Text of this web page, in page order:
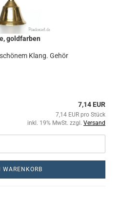
goldfarben
Klang. Gehör
7,14 EUR
7,14 EUR pro Stück
inkl. 19% MwSt. zzgl. Versand
WARENKORB